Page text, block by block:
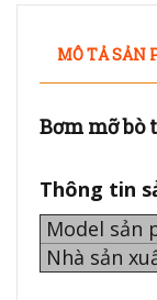
MÔ TẢ SẢN
Bơm mỡ bò
Thông tin
Model sản
Nhà sản